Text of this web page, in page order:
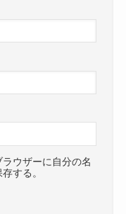
ウザーに自分の名
する。